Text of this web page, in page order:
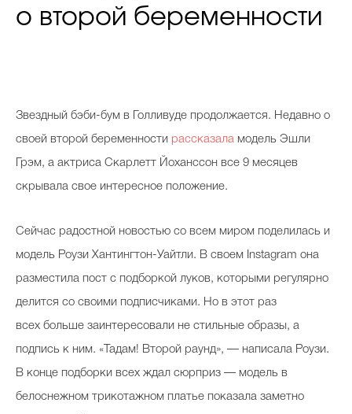
о второй беременности
Звездный бэби-бум в Голливуде продолжается. Недавно о
своей второй беременности рассказала модель Эшли
Грэм, а актриса Скарлетт Йоханссон все 9 месяцев
скрывала свое интересное положение.
Сейчас радостной новостью со всем миром поделилась и
модель Роузи Хантингтон-Уайтли. В своем Instagram она
разместила пост с подборкой луков, которыми регулярно
делится со своими подписчиками. Но в этот раз
всех больше заинтересовали не стильные образы, а
подпись к ним. «Тадам! Второй раунд», — написала Роузи.
В конце подборки всех ждал сюрприз — модель в
белоснежном трикотажном платье показала заметно